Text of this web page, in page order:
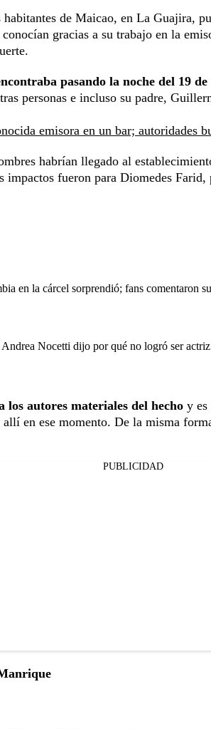
de Maicao, en La Guajira,
gracias a su trabajo en la
pasando la noche del 19
personas e incluso su padre,
emisora en un bar; autoridades
habrían llegado al
impactos fueron para Diomedes
en la cárcel sorprendió; fans comentaron
Nocetti dijo por qué no logró ser
los autores materiales del hecho y
en ese momento. De la misma
PUBLICIDAD